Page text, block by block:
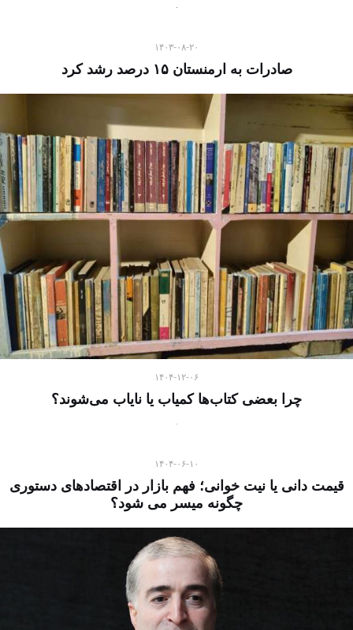
۱۴۰۳-۰۸-۲۰
صادرات به ارمنستان ۱۵ درصد رشد کرد
۱۴۰۴-۱۲-۰۶
چرا بعضی کتاب‌ها کمیاب یا نایاب می‌شوند؟
۱۴۰۴-۰۶-۱۰
قیمت دانی یا نیت خوانی؛ فهم بازار در اقتصادهای دستوری
چگونه میسر می شود؟